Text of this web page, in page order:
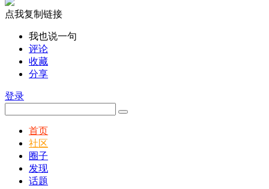
点我复制链接
我也说一句
评论
收藏
分享
登录
首页
社区
圈子
发现
话题